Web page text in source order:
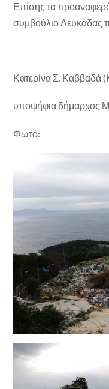
Επίσης τα
συμβούλιο Λευκάδας
Κατερίνα Σ. Καββαδά
υποψήφια δήμαρχος
Φωτό: